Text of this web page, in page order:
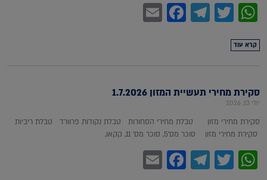
WhatsApp
Twitter
Telegram
Facebook
קרא עוד
סקירת מחירי תעשיית המזון 1.7.2026
יולי 13, 2026
סקירת מחירי מזון טבלת מחירי הסחורות טבלת נקודות פרוורד טבלת ריביות
סקירת מחירי מזון סוכר מס'5, סוכר מס' 11, קקאו,
WhatsApp
Twitter
Telegram
Facebook